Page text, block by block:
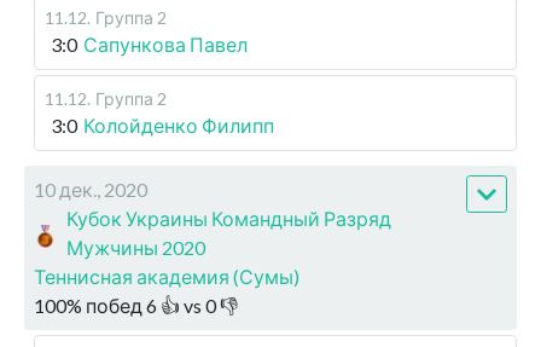
11.12. Группа 2
3:0 Сапункова Павел
11.12. Группа 2
3:0 Колойденко Филипп
10 дек., 2020
Кубок Украины Командный Разряд
Мужчины 2020
Теннисная академия (Сумы)
100% побед 6 👍 vs 0👎